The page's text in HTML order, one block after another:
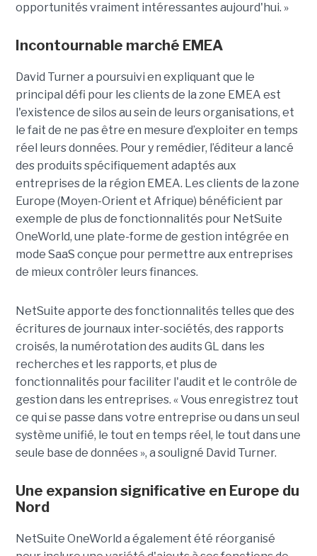
opportunités vraiment intéressantes aujourd'hui. »
Incontournable marché EMEA
David Turner a poursuivi en expliquant que le
principal défi pour les clients de la zone EMEA est
l'existence de silos au sein de leurs organisations, et
le fait de ne pas être en mesure d’exploiter en temps
réel leurs données. Pour y remédier, l’éditeur a lancé
des produits spécifiquement adaptés aux
entreprises de la région EMEA. Les clients de la zone
Europe (Moyen-Orient et Afrique) bénéficient par
exemple de plus de fonctionnalités pour NetSuite
OneWorld, une plate-forme de gestion intégrée en
mode SaaS conçue pour permettre aux entreprises
de mieux contrôler leurs finances.
NetSuite apporte des fonctionnalités telles que des
écritures de journaux inter-sociétés, des rapports
croisés, la numérotation des audits GL dans les
recherches et les rapports, et plus de
fonctionnalités pour faciliter l'audit et le contrôle de
gestion dans les entreprises. « Vous enregistrez tout
ce qui se passe dans votre entreprise ou dans un seul
système unifié, le tout en temps réel, le tout dans une
seule base de données », a souligné David Turner.
Une expansion significative en Europe du
Nord
NetSuite OneWorld a également été réorganisé